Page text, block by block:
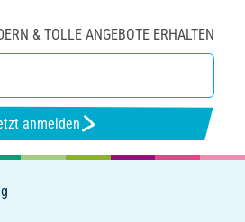
& TOLLE ANGEBOTE ERHALTEN
anmelden